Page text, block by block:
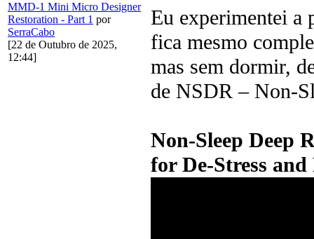
MMD-1 Mini Micro Designer
Restoration - Part 1 por
SerraCabo
[22 de Outubro de 2025,
12:44]
Eu experimentei a
fica mesmo
mas sem dormir,
de NSDR – Non-
Non-Sleep Deep
for De-Stress